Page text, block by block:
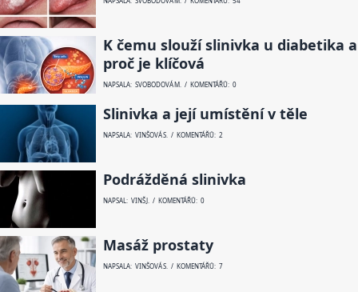
K čemu slouží slinivka u diabetika a
proč je klíčová
NAPSALA: SVOBODOVÁ M. / KOMENTÁŘŮ: 0
Slinivka a její umístění v těle
NAPSALA: VINŠOVÁ S. / KOMENTÁŘŮ: 2
Podrážděná slinivka
NAPSAL: VINŠ J. / KOMENTÁŘŮ: 0
Masáž prostaty
NAPSALA: VINŠOVÁ S. / KOMENTÁŘŮ: 7